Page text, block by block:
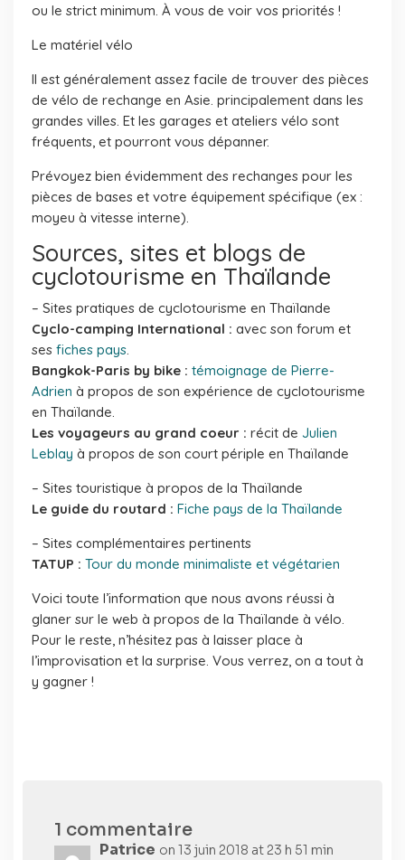
ou le strict minimum. À vous de voir vos priorités !
Le matériel vélo
Il est généralement assez facile de trouver des pièces
de vélo de rechange en Asie. principalement dans les
grandes villes. Et les garages et ateliers vélo sont
fréquents, et pourront vous dépanner.
Prévoyez bien évidemment des rechanges pour les
pièces de bases et votre équipement spécifique (ex :
moyeu à vitesse interne).
Sources, sites et blogs de
cyclotourisme en Thaïlande
– Sites pratiques de cyclotourisme en Thaïlande
Cyclo-camping International : avec son forum et
ses fiches pays.
Bangkok-Paris by bike : témoignage de Pierre-
Adrien à propos de son expérience de cyclotourisme
en Thaïlande.
Les voyageurs au grand coeur : récit de Julien
Leblay à propos de son court périple en Thaïlande
– Sites touristique à propos de la Thaïlande
Le guide du routard : Fiche pays de la Thaïlande
– Sites complémentaires pertinents
TATUP : Tour du monde minimaliste et végétarien
Voici toute l’information que nous avons réussi à
glaner sur le web à propos de la Thaïlande à vélo.
Pour le reste, n’hésitez pas à laisser place à
l’improvisation et la surprise. Vous verrez, on a tout à
y gagner !
1 commentaire
Patrice on 13 juin 2018 at 23 h 51 min